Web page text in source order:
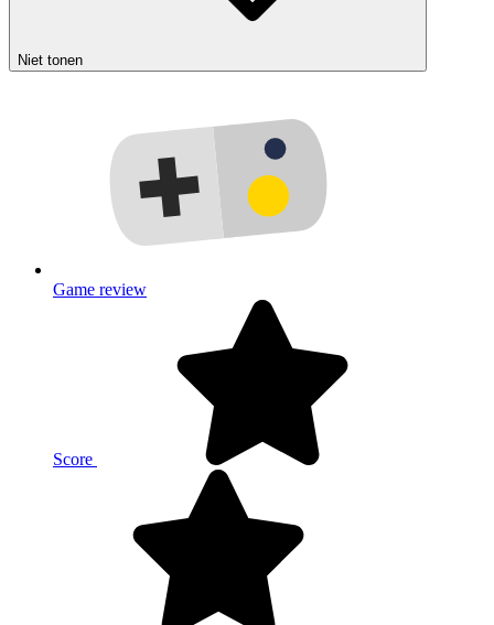
Niet tonen
Game review
Score